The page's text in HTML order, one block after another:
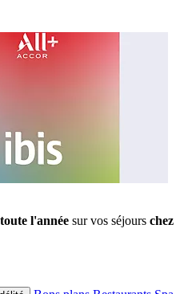
l'année sur vos séjours chez